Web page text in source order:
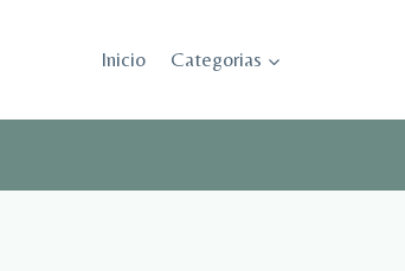
Inicio Categorias